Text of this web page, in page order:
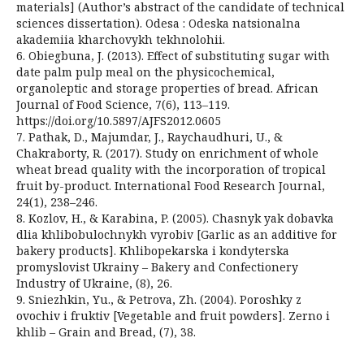
materials] (Author’s abstract of the candidate of technical
sciences dissertation). Odesa : Odeska natsionalna
akademiia kharchovykh tekhnolohii.
6. Obiegbuna, J. (2013). Effect of substituting sugar with
date palm pulp meal on the physicochemical,
organoleptic and storage properties of bread. African
Journal of Food Science, 7(6), 113–119.
https://doi.org/10.5897/AJFS2012.0605
7. Pathak, D., Majumdar, J., Raychaudhuri, U., &
Chakraborty, R. (2017). Study on enrichment of whole
wheat bread quality with the incorporation of tropical
fruit by-product. International Food Research Journal,
24(1), 238–246.
8. Kozlov, H., & Karabina, P. (2005). Chasnyk yak dobavka
dlia khlibobulochnykh vyrobiv [Garlic as an additive for
bakery products]. Khlibopekarska i kondyterska
promyslovist Ukrainy – Bakery and Confectionery
Industry of Ukraine, (8), 26.
9. Sniezhkin, Yu., & Petrova, Zh. (2004). Poroshky z
ovochiv i fruktiv [Vegetable and fruit powders]. Zerno i
khlib – Grain and Bread, (7), 38.